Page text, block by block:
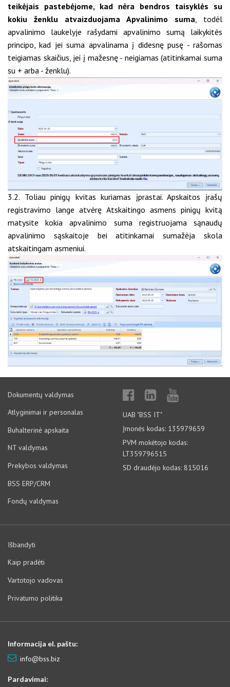
teikėjais pastebėjome, kad nėra bendros taisyklės su
kokiu ženklu atvaizduojama Apvalinimo suma, todėl
apvalinimo laukelyje rašydami apvalinimo sumą laikykitės
principo, kad jei suma apvalinama į didesnę pusę - rašomas
teigiamas skaičius, jei į mažesnę - neigiamas (atitinkamai suma
su + arba - ženklu).
3.2. Toliau pinigų kvitas kuriamas įprastai. Apskaitos įrašų
registravimo lange atvėrę Atskaitingo asmens pinigų kvitą
matysite kokia apvalinimo suma registruojama sąnaudų
apvalinimo sąskaitoje bei atitinkamai sumažėja skola
atskaitingam asmeniui.
Dokumentų valdymas
Atlyginimai ir personalas
Buhalterinė apskaita
NT valdymas
Prekybos valdymas
BSS ERP/CRM
Fondų valdymas
UAB "BSS IT"
Įmonės kodas: 135979659
PVM mokėtojo kodas:
LT359796515
SD draudėjo kodas: 815016
Išbandyti
Kaip pradėti
Vartotojo vadovas
Privatumo politika
Informacija el. paštu:
info@bss.biz
Pardavimai: